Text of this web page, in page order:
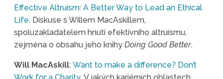
Effective Altruism: A Better Way to Lead an Ethical
Life. Diskuse s Willem MacAskillem,
spoluzakladatelem hnutí efektivního altruismu,
zejména o obsahu jeho knihy Doing Good Better.
Will MacAskill: Want to make a difference? Don’t
Work for a Charity. V jakých kariérních oblastech